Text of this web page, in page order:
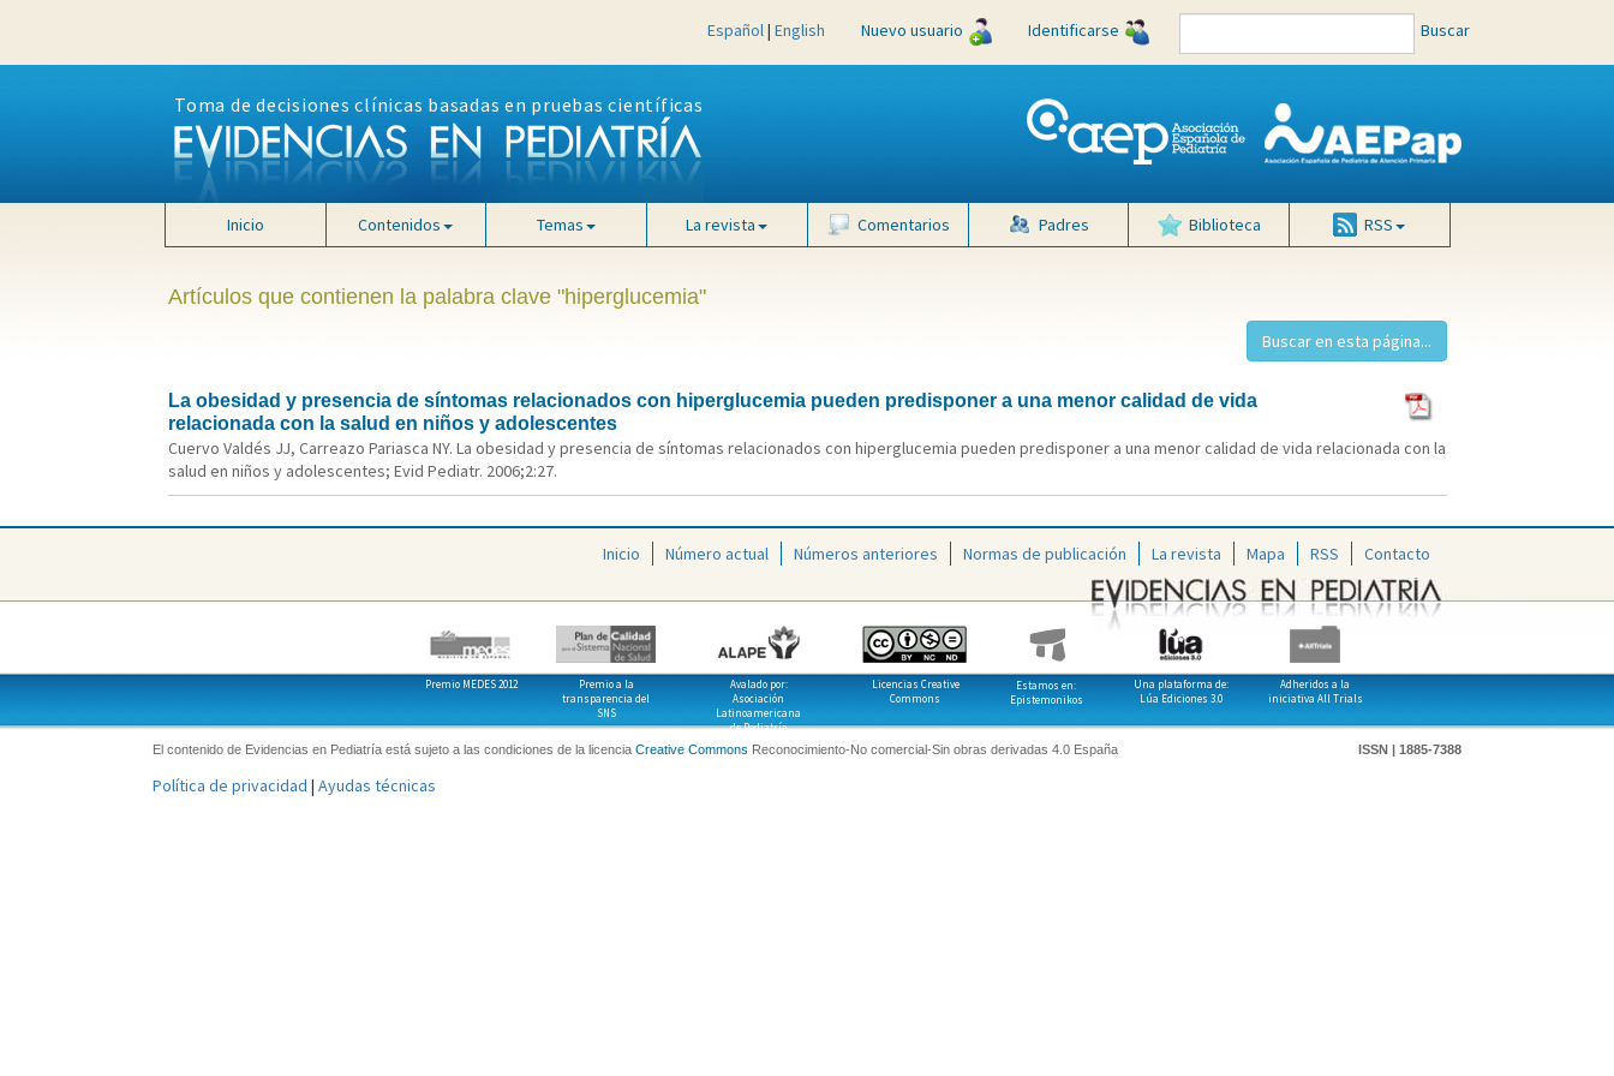
Español| English Nuevo usuario Identificarse Buscar
Toma de decisiones clínicas basadas en pruebas científicas
Inicio Contenidos Temas La revista Comentarios Padres Biblioteca RSS
Artículos que contienen la palabra clave "hiperglucemia"
La obesidad y presencia de síntomas relacionados con hiperglucemia pueden predisponer a una menor calidad de vida
relacionada con la salud en niños y adolescentes
Cuervo Valdés JJ, Carreazo Pariasca NY. La obesidad y presencia de síntomas relacionados con hiperglucemia pueden predisponer a una menor calidad de vida relacionada con la
salud en niños y adolescentes; Evid Pediatr. 2006;2:27.
Inicio Número actual Números anteriores Normas de publicación La revista Mapa RSS Contacto
Premio MEDES 2012
Premio a la
transparencia del
SNS
Avalado por:
Asociación
Latinoamericana
de Pediatría
Licencias Creative
Commons
Estamos en:
Epistemonikos
Una plataforma de:
Lúa Ediciones 3.0
Adheridos a la
iniciativa All Trials
El contenido de Evidencias en Pediatría está sujeto a las condiciones de la licencia Creative Commons Reconocimiento-No comercial-Sin obras derivadas 4.0 España ISSN | 1885-7388
Política de privacidad | Ayudas técnicas